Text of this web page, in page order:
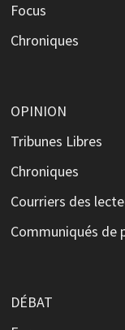
Focus
Chroniques
OPINION
Tribunes Libres
Chroniques
Courriers des
Communiqués de
DÉBAT